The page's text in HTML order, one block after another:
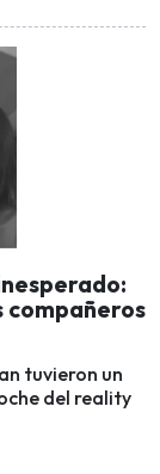
compañeros
tuvieron un
del reality